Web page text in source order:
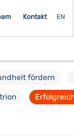
Kontakt EN
fördern